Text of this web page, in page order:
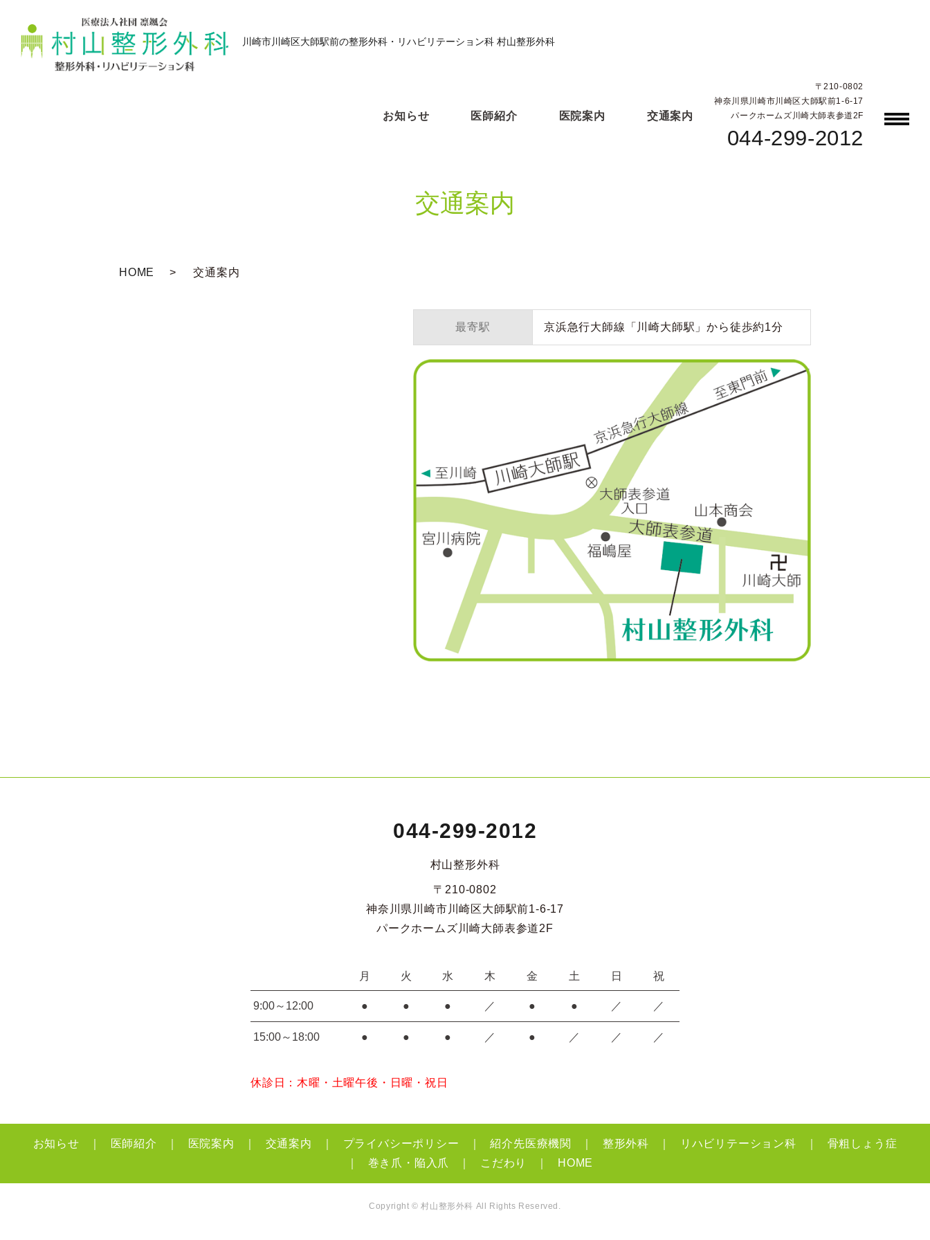
川崎市川崎区大師駅前の整形外科・リハビリテーション科 村山整形外科
お知らせ 医師紹介 医院案内 交通案内
〒210-0802
神奈川県川崎市川崎区大師駅前1-6-17
パークホームズ川崎大師表参道2F
044-299-2012
交通案内
HOME 交通案内
最寄駅 京浜急行大師線「川崎大師駅」から徒歩約1分
044-299-2012
村山整形外科
〒210-0802
神奈川県川崎市川崎区大師駅前1-6-17
パークホームズ川崎大師表参道2F
月 火 水 木 金 土 日 祝
9:00～12:00 ● ● ● ／ ● ● ／ ／
15:00～18:00 ● ● ● ／ ● ／ ／ ／
休診日：木曜・土曜午後・日曜・祝日
お知らせ 医師紹介 医院案内 交通案内 プライバシーポリシー 紹介先医療機関 整形外科 リハビリテーション科
骨粗しょう症
巻き爪・陥入爪
こだわり HOME
Copyright © 村山整形外科 All Rights Reserved.